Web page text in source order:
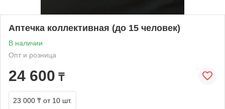
Аптечка коллективная (до 15 человек)
В наличии
Опт и розница
24 600 ₸
23 000 ₸ от 10 шт.